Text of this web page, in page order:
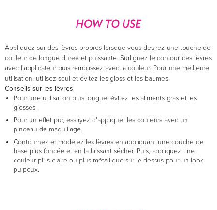
Appliquez sur des lèvres propres lorsque vous desirez une touche de
couleur de longue duree et puissante. Surlignez le contour des lèvres
avec l'applicateur puis remplissez avec la couleur. Pour une meilleure
utilisation, utilisez seul et évitez les gloss et les baumes.
Conseils sur les lèvres
Pour une utilisation plus longue, évitez les aliments gras et les
glosses.
Pour un effet pur, essayez d'appliquer les couleurs avec un
pinceau de maquillage.
Contournez et modelez les lèvres en appliquant une couche de
base plus foncée et en la laissant sécher. Puis, appliquez une
couleur plus claire ou plus métallique sur le dessus pour un look
pulpeux.